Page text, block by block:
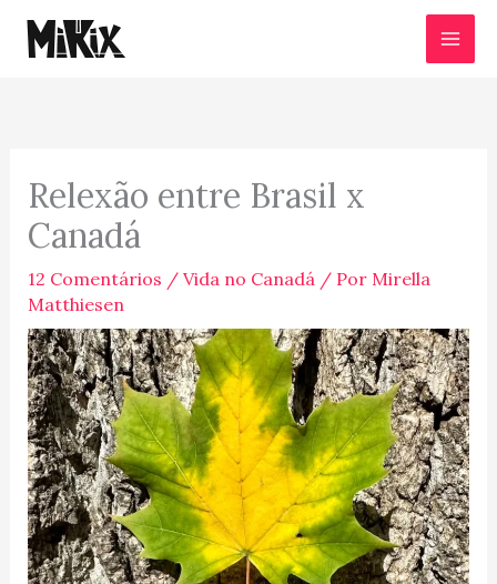
para
Relexão entre Brasil x
Canadá
12 Comentários / Vida no Canadá/ Por Mirella
Matthiesen